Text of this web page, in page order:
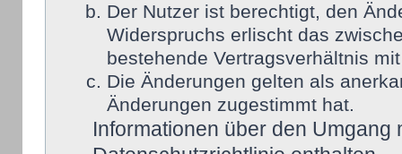
Der Nutzer ist berechtigt, den
Widerspruchs erlischt das
bestehende Vertragsverhältnis
Die Änderungen gelten als
Änderungen zugestimmt hat.
Informationen über den